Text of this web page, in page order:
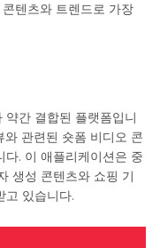
텐츠와 트렌드로 가장
간 결합된 플랫폼입니
와 관련된 숏폼 비디오 콘
. 이 애플리케이션은 중
생성 콘텐츠와 쇼핑 기
고 있습니다.